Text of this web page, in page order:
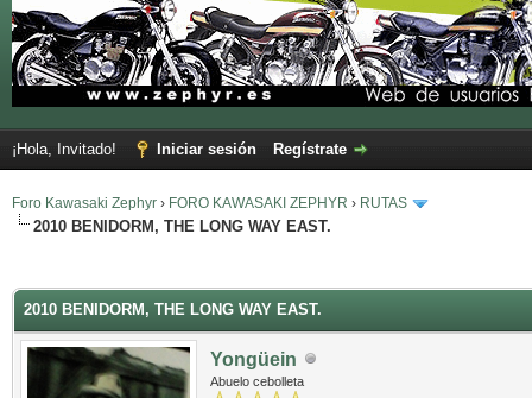
¡Hola, Invitado! Iniciar sesión Regístrate
Foro Kawasaki Zephyr › FORO KAWASAKI ZEPHYR › RUTAS
2010 BENIDORM, THE LONG WAY EAST.
2010 BENIDORM, THE LONG WAY EAST.
Yongüein
Abuelo cebolleta